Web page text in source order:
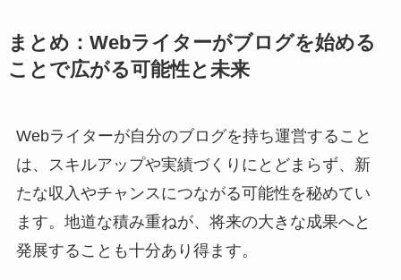
まとめ：Webライターがブログを始める
ことで広がる可能性と未来
Webライターが自分のブログを持ち運営すること
は、スキルアップや実績づくりにとどまらず、新
たな収入やチャンスにつながる可能性を秘めてい
ます。地道な積み重ねが、将来の大きな成果へと
発展することも十分あり得ます。